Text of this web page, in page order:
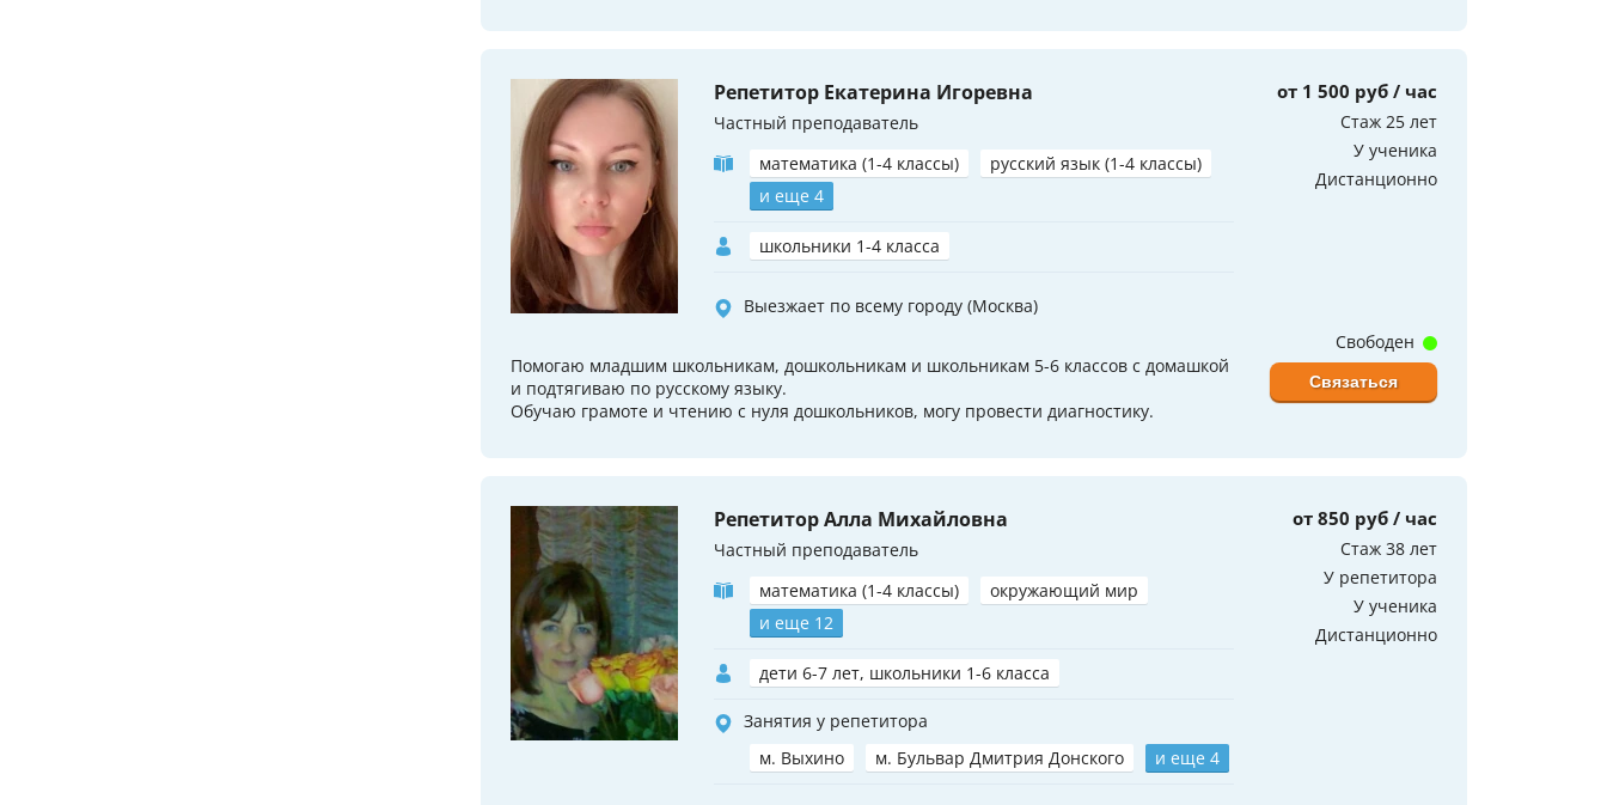
Репетитор Екатерина Игоревна
Частный преподаватель
математика (1-4 классы)
русский язык (1-4 классы)
и еще 4
школьники 1-4 класса
Выезжает по всему городу (Москва)
от 1 500 руб / час
Стаж 25 лет
У ученика
Дистанционно
Помогаю младшим школьникам, дошкольникам и школьникам 5-6 классов с домашкой
и подтягиваю по русскому языку.
Обучаю грамоте и чтению с нуля дошкольников, могу провести диагностику.
Свободен
Связаться
Репетитор Алла Михайловна
Частный преподаватель
математика (1-4 классы)
окружающий мир
и еще 12
дети 6-7 лет, школьники 1-6 класса
Занятия у репетитора
м. Выхино
м. Бульвар Дмитрия Донского и еще 4
от 850 руб / час
Стаж 38 лет
У репетитора
У ученика
Дистанционно